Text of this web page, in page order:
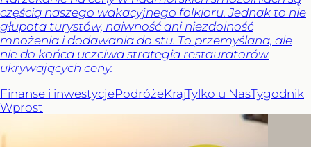
częścią naszego wakacyjnego folkloru. Jednak to nie
głupota turystów, naiwność ani niezdolność
mnożenia i dodawania do stu. To przemyślana, ale
nie do końca uczciwa strategia restauratorów
ukrywających ceny.
Finanse i inwestycjePodróżeKrajTylko u NasTygodnik
Wprost